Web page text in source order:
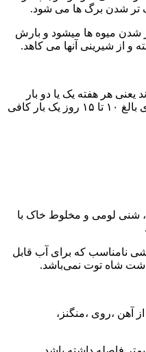
تر شدن برگ ها می ‌شود.
شدن میوه ها میشود و بارش
و از شیرینی آنها می کاهد.
یعنی هر هفته یک یا دو بار
آبیاری لازم دارند اما برای درخت های بالغ ۱۰ تا ۱۵ روز یک بار کافی
شنی لومی و مخلوط خاک با
نامناسب که برای آب قابل
شاه توت نمی‌باشد.
آهن ،روی ،منگنز،